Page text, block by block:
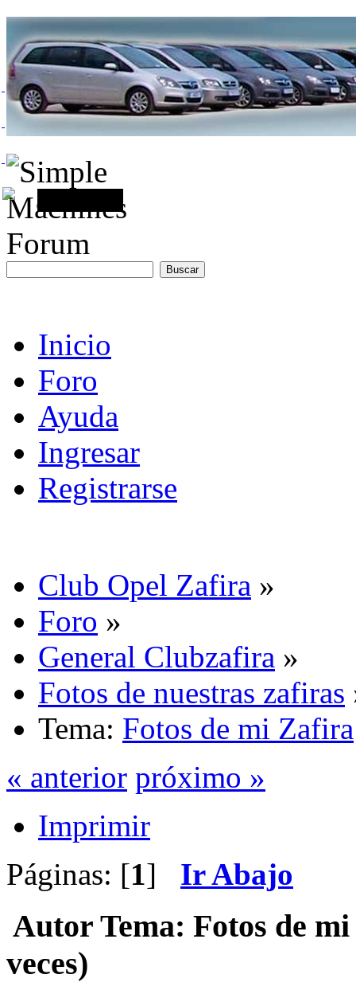
Inicio
Foro
Ayuda
Ingresar
Registrarse
Club Opel Zafira »
Foro »
General Clubzafira »
Fotos de nuestras zafiras
Tema: Fotos de mi Zafira
« anterior próximo »
Imprimir
Páginas: [1] Ir Abajo
Autor Tema: Fotos de
veces)